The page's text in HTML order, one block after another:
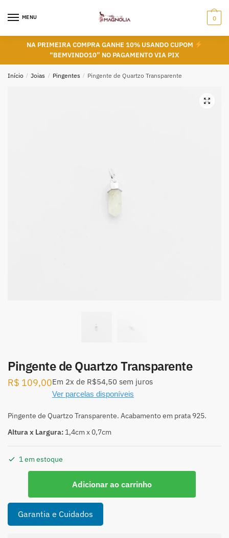
MENU 0
NA PRIMEIRA COMPRA GANHE 10% USANDO CUPOM
“BEMVINDO10” NO PAGAMENTO VIA PIX
Início / Joias / Pingentes / Pingente de Quartzo Transparente
Pingente de Quartzo Transparente
R$ 109,00Em 2x de R$54,50 sem juros
Ver parcelas disponíveis
Pingente de Quartzo Transparente. Acabamento em prata 925.
Altura x Largura: 1,4cm x 0,7cm
1 em estoque
Quartzo
Transparente
quantidade
Adicionar ao carrinho
Garantia e Cuidados